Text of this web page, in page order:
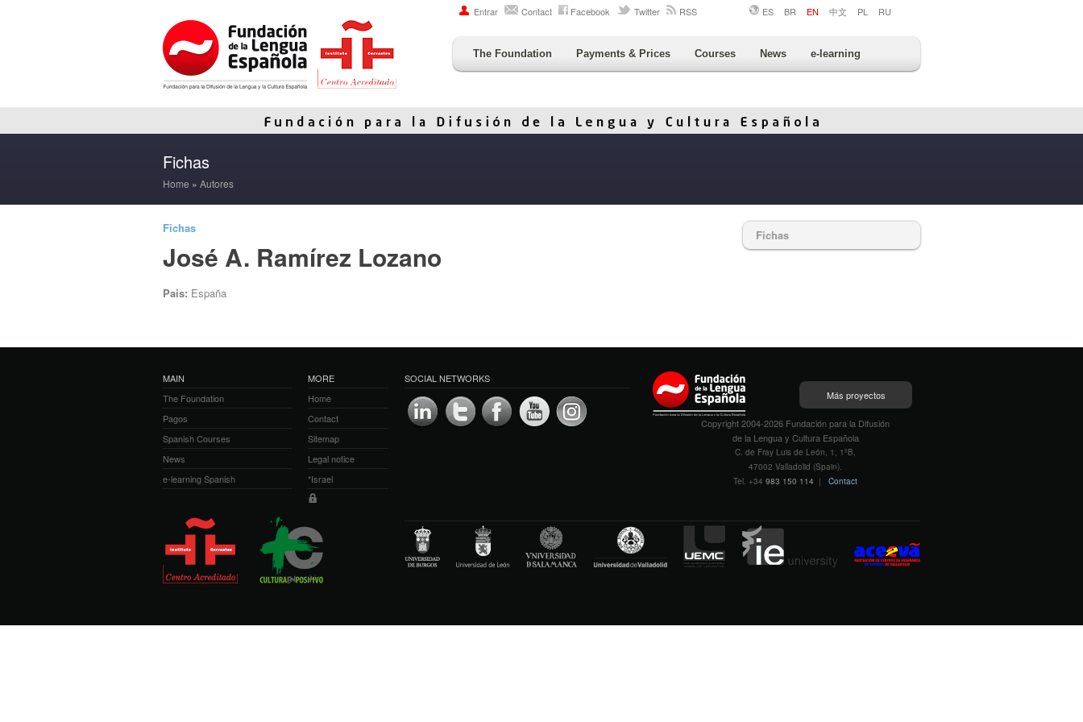
Entrar Contact Facebook Twitter RSS ES BR EN 中文 PL RU
The Foundation Payments & Prices Courses News e-learning
Fichas
Home » Autores
Fichas
José A. Ramírez Lozano
Pais: España
Fichas
MAIN
The Foundation
Pagos
Spanish Courses
News
e-learning Spanish
MORE
Home
Contact
Sitemap
Legal notice
*Israel
SOCIAL NETWORKS
Más proyectos
Copyright 2004-2026 Fundación para la Difusión
de la Lengua y Cultura Española
C. de Fray Luis de León, 1, 1ºB,
47002 Valladolid (Spain).
Tel. +34 983 150 114 | Contact